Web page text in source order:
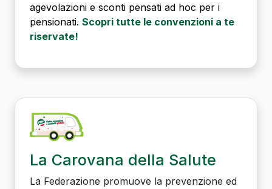
agevolazioni e sconti pensati ad hoc per i
pensionati. Scopri tutte le convenzioni a te
riservate!
La Carovana della Salute
La Federazione promuove la prevenzione ed